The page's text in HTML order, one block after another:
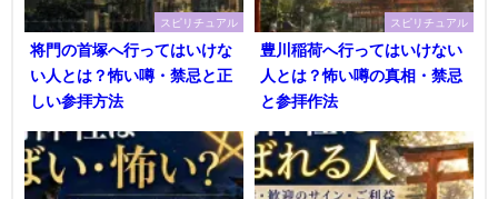
スピリチュアル
将門の首塚へ行ってはいけな
い人とは？怖い噂・禁忌と正
しい参拝方法
スピリチュアル
豊川稲荷へ行ってはいけない
人とは？怖い噂の真相・禁忌
と参拝作法